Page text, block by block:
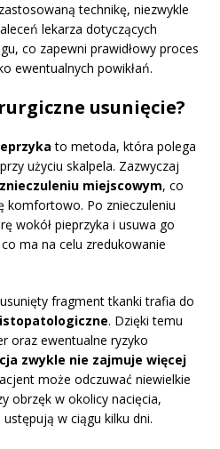
technikę, niezwykle
lekarza dotyczących
co zapewni prawidłowy proces
ewentualnych powikłań.
usunięcie?
to metoda, która polega
użyciu skalpela. Zazwyczaj
znieczuleniu miejscowym, co
komfortowo. Po znieczuleniu
wokół pieprzyka i usuwa go
ma na celu zredukowanie
fragment tkanki trafia do
. Dzięki temu
oraz ewentualne ryzyko
zwykle nie zajmuje więcej
może odczuwać niewielkie
obrzęk w okolicy nacięcia,
w ciągu kilku dni.